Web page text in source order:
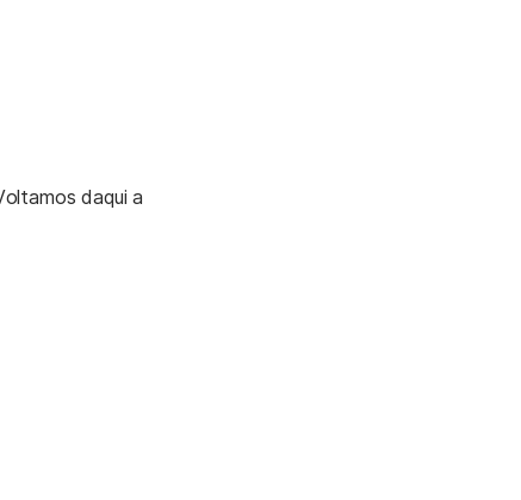
daqui a